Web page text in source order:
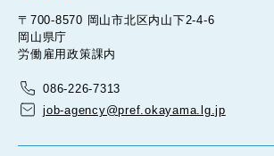
〒700-8570 岡山市北区内山下2-4-6
岡山県庁
労働雇用政策課内
086-226-7313
job-agency@pref.okayama.lg.jp